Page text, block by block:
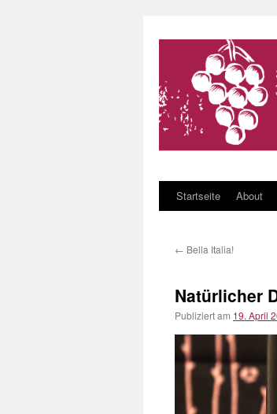
Zum Inhalt springen
Startseite About
← Bella Italia!
Natürlicher
Publiziert am 19. April